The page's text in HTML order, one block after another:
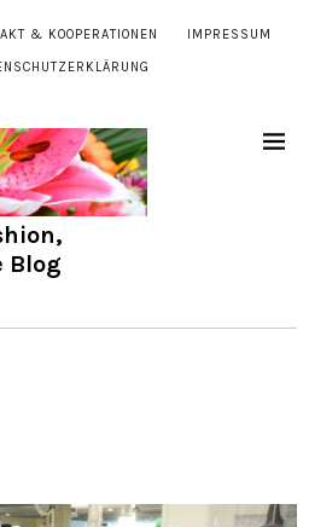
& KOOPERATIONEN IMPRESSUM
Blog